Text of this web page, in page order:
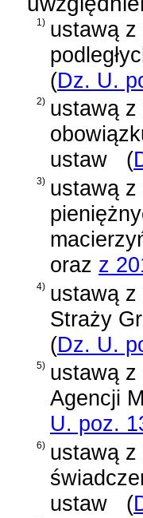
1) ustawą z
(Dz. U.
2) ustawą z
ustaw
(
3) ustawą z
oraz z
4) ustawą z
Straży
(Dz. U.
5) ustawą z
Agencji
U. poz.
6) ustawą z
ustaw
(